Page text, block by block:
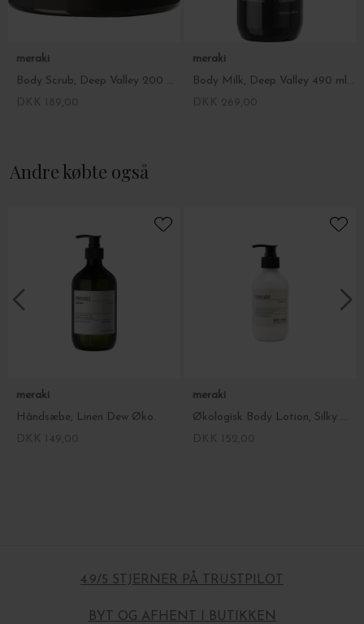
meraki
Body Scrub, Deep Valley 200 ml.
meraki
Body Milk, Deep Valley 490 ml. ØKO
Andre købte også
meraki
Håndsæbe, Linen Dew Øko.
meraki
Økologisk Body Lotion, Silky Mist
4.9/5 STJERNER PÅ TRUSTPILOT
BYT OG AFHENT I BUTIKKEN